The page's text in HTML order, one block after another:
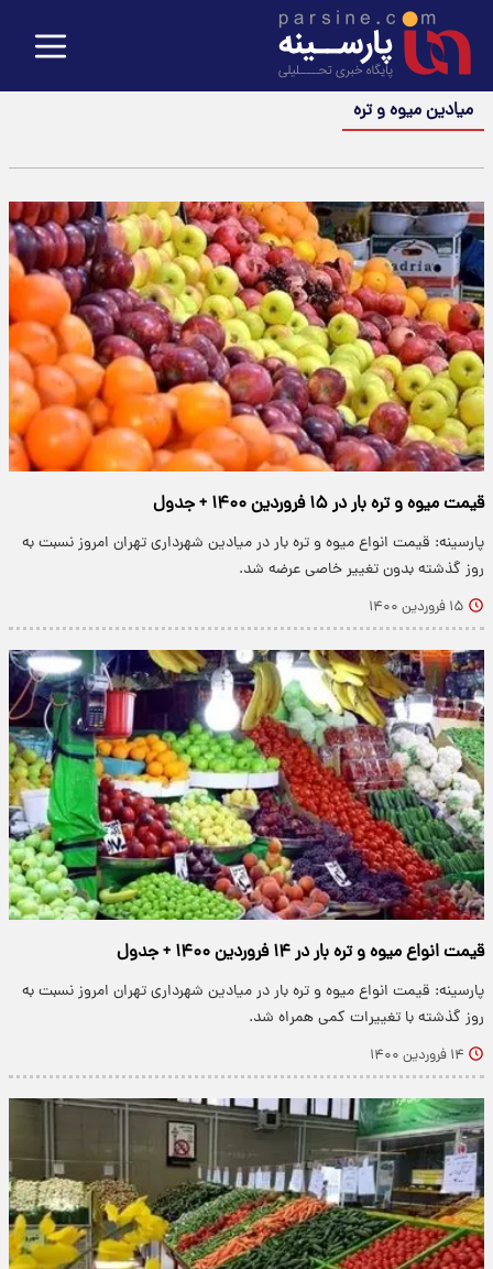
میادین میوه و تره
قیمت میوه و تره بار در ۱۵ فروردین ۱۴۰۰ + جدول
پارسینه: قیمت انواع میوه و تره بار در میادین شهرداری تهران امروز نسبت به
روز گذشته بدون تغییر خاصی عرضه شد.
۱۵ فروردین ۱۴۰۰
قیمت انواع میوه و تره بار در ۱۴ فروردین ۱۴۰۰ + جدول
پارسینه: قیمت انواع میوه و تره بار در میادین شهرداری تهران امروز نسبت به
روز گذشته با تغییرات کمی همراه شد.
۱۴ فروردین ۱۴۰۰